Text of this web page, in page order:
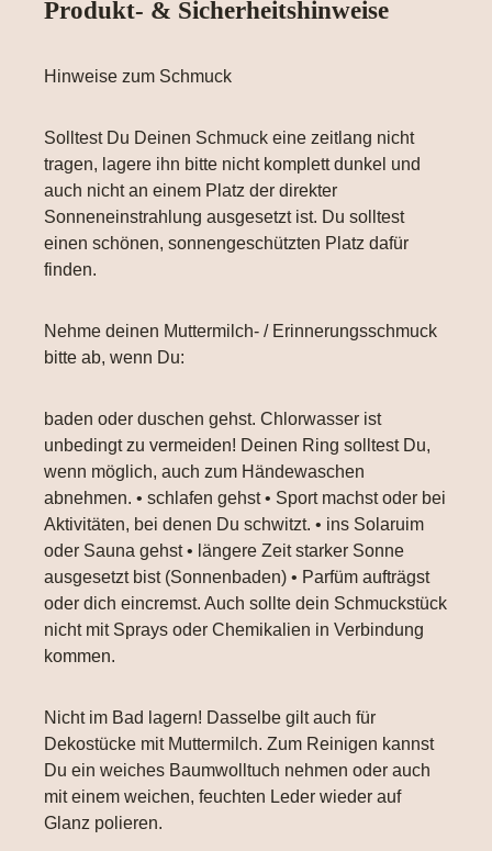
Produkt- & Sicherheitshinweise
Hinweise zum Schmuck
Solltest Du Deinen Schmuck eine zeitlang nicht
tragen, lagere ihn bitte nicht komplett dunkel und
auch nicht an einem Platz der direkter
Sonneneinstrahlung ausgesetzt ist. Du solltest
einen schönen, sonnengeschützten Platz dafür
finden.
Nehme deinen Muttermilch- / Erinnerungsschmuck
bitte ab, wenn Du:
baden oder duschen gehst. Chlorwasser ist
unbedingt zu vermeiden! Deinen Ring solltest Du,
wenn möglich, auch zum Händewaschen
abnehmen. • schlafen gehst • Sport machst oder bei
Aktivitäten, bei denen Du schwitzt. • ins Solaruim
oder Sauna gehst • längere Zeit starker Sonne
ausgesetzt bist (Sonnenbaden) • Parfüm aufträgst
oder dich eincremst. Auch sollte dein Schmuckstück
nicht mit Sprays oder Chemikalien in Verbindung
kommen.
Nicht im Bad lagern! Dasselbe gilt auch für
Dekostücke mit Muttermilch. Zum Reinigen kannst
Du ein weiches Baumwolltuch nehmen oder auch
mit einem weichen, feuchten Leder wieder auf
Glanz polieren.